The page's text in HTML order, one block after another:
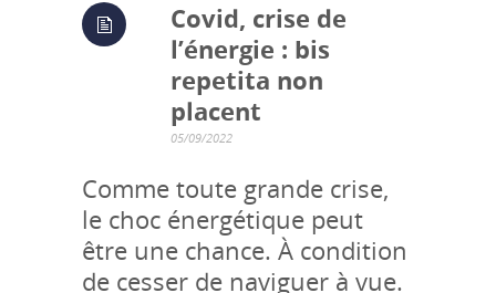
Covid, crise de
l’énergie : bis
repetita non
placent
05/09/2022
Comme toute grande crise,
le choc énergétique peut
être une chance. À condition
de cesser de naviguer à vue.